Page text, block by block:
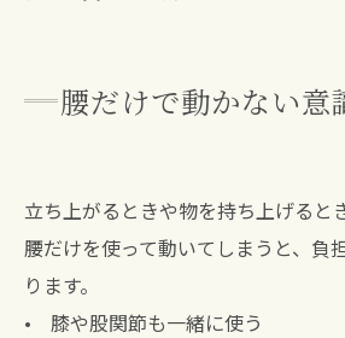
腰だけで動かない意
立ち上がるときや物を持ち上げると
腰だけを使って動いてしまうと、負
ります。
• 膝や股関節も一緒に使う